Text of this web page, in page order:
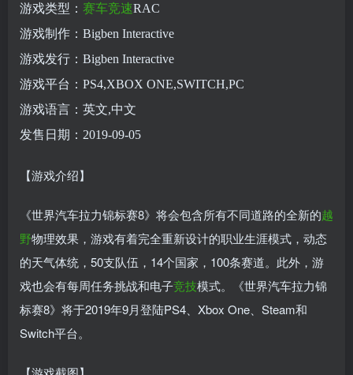
游戏类型： 赛车竞速RAC
游戏制作：Bigben Interactive
游戏发行：Bigben Interactive
游戏平台：PS4,XBOX ONE,SWITCH,PC
游戏语言：英文,中文
发售日期：2019-09-05
【游戏介绍】
《世界汽车拉力锦标赛8》将会包含所有不同道路的全新的越
野物理效果，游戏有着完全重新设计的职业生涯模式，动态
的天气体统，50支队伍，14个国家，100条赛道。此外，游
戏也会有每周任务挑战和电子竞技模式。《世界汽车拉力锦
标赛8》将于2019年9月登陆PS4、Xbox One、Steam和
Switch平台。